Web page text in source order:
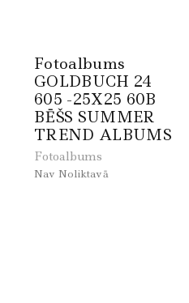
Fotoalbums
GOLDBUCH 24
605 -25X25 60B
BĒŠS SUMMER
TREND ALBUMS
Fotoalbums
Nav Noliktavā